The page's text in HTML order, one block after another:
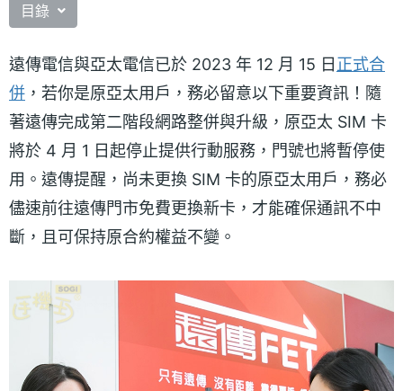
目錄
遠傳電信與亞太電信已於 2023 年 12 月 15 日正式合
併 ，若你是原亞太用戶，務必留意以下重要資訊！隨
著遠傳完成第二階段網路整併與升級，原亞太 SIM 卡
將於 4 月 1 日起停止提供行動服務，門號也將暫停使
用。遠傳提醒，尚未更換 SIM 卡的原亞太用戶，務必
儘速前往遠傳門市免費更換新卡，才能確保通訊不中
斷，且可保持原合約權益不變。